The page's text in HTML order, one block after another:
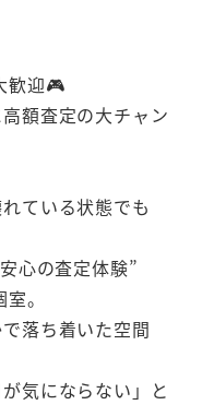
歓迎🎮
額査定の大チャン
ている状態でも
心の査定体験”
。
落ち着いた空間
気にならない」と